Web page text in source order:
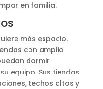
en familia.
más espacio.
con amplio
dormir
equipo. Sus tiendas
techos altos y